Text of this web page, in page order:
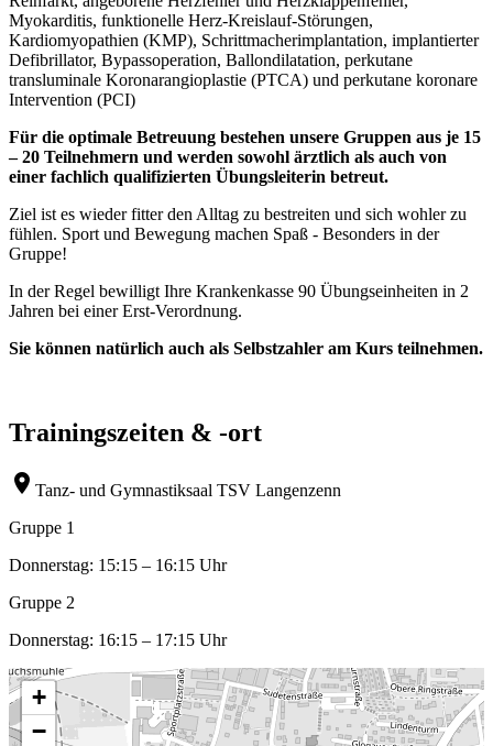
Myokarditis, funktionelle Herz-Kreislauf-Störungen,
Kardiomyopathien (KMP), Schrittmacherimplantation, implantierter
Defibrillator, Bypassoperation, Ballondilatation, perkutane
transluminale Koronarangioplastie (PTCA) und perkutane koronare
Intervention (PCI)
Für die optimale Betreuung bestehen unsere Gruppen aus je 15
– 20 Teilnehmern und werden sowohl ärztlich als auch von
einer fachlich qualifizierten Übungsleiterin betreut.
Ziel ist es wieder fitter den Alltag zu bestreiten und sich wohler zu
fühlen. Sport und Bewegung machen Spaß - Besonders in der
Gruppe!
In der Regel bewilligt Ihre Krankenkasse 90 Übungseinheiten in 2
Jahren bei einer Erst-Verordnung.
​Sie können natürlich auch als Selbstzahler am Kurs teilnehmen.
Trainingszeiten & -ort
location_on Tanz- und Gymnastiksaal TSV Langenzenn
Gruppe 1
Donnerstag: 15:15 – 16:15 Uhr
Gruppe 2
Donnerstag: 16:15 – 17:15 Uhr
+
−